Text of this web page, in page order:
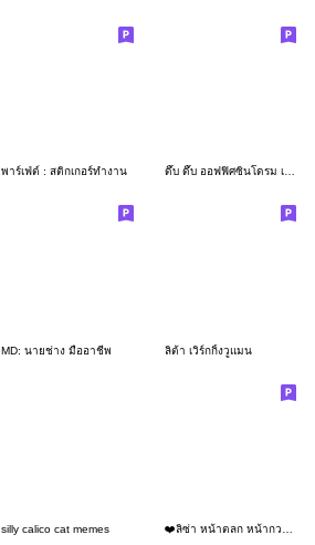
พาร์เฟ่ต์ : สติกเกอร์ทำงาน ดึ๊บ ดึ๊บ ออฟฟิศซินโดรม เจ็ด
MD: นายช่าง มืออาชีพ ลิต้า เวิร์กกิ้งวูแมน
silly calico cat memes